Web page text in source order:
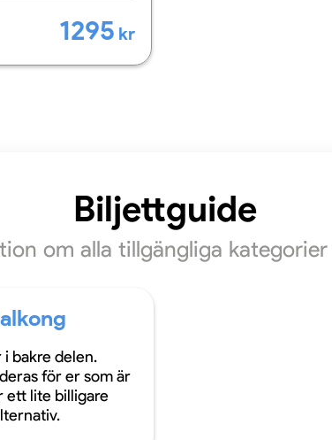
1295 kr
Biljettguide
om alla tillgängliga
i bakre delen.
för er som är
ett lite billigare